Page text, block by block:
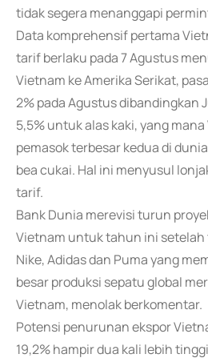
tidak segera menanggapi
Data komprehensif pertama
tarif berlaku pada 7 Agustus
Vietnam ke Amerika Serikat,
2% pada Agustus dibandingkan
5,5% untuk alas kaki, yang
pemasok terbesar kedua di
bea cukai. Hal ini menyusul
tarif.
Bank Dunia merevisi turun
Vietnam untuk tahun ini setelah
Nike, Adidas dan Puma yang
besar produksi sepatu global
Vietnam, menolak berkomentar.
Potensi penurunan ekspor
19,2% hampir dua kali lebih